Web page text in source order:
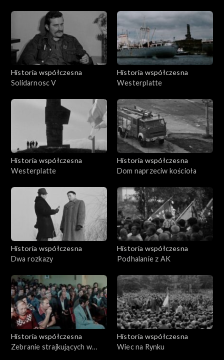
Historia współczesna
Solidarnosc V
Historia współczesna
Westerplatte
Historia współczesna
Westerplatte
Historia współczesna
Dom naprzeciw kościoła
Historia współczesna
Dwa rozkazy
Historia współczesna
Podhalanie z AK
Historia współczesna
Zebranie strajkujących w
Historia współczesna
Wiec na Rynku